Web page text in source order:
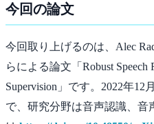
今回の論文
今回取り上げるのは、Alec
らによる論文「Robust Speech
Supervision」です。2022年
で、研究分野は音声認識、